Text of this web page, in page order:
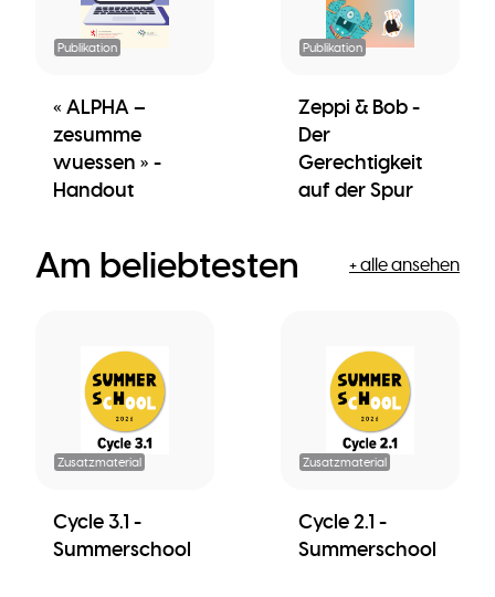
Publikation
« ALPHA –
zesumme
wuessen » -
Handout
Publikation
Zeppi & Bob -
Der
Gerechtigkeit
auf der Spur
Am beliebtesten
Zusatzmaterial
Cycle 3.1 -
Summerschool
Zusatzmaterial
Cycle 2.1 -
Summerschool
+ alle ansehen